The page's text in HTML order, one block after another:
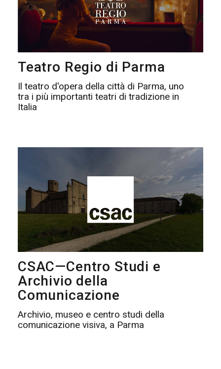
Teatro Regio di Parma
Il teatro d'opera della città di Parma, uno
tra i più importanti teatri di tradizione in
Italia
CSAC—Centro Studi e
Archivio della
Comunicazione
Archivio, museo e centro studi della
comunicazione visiva, a Parma